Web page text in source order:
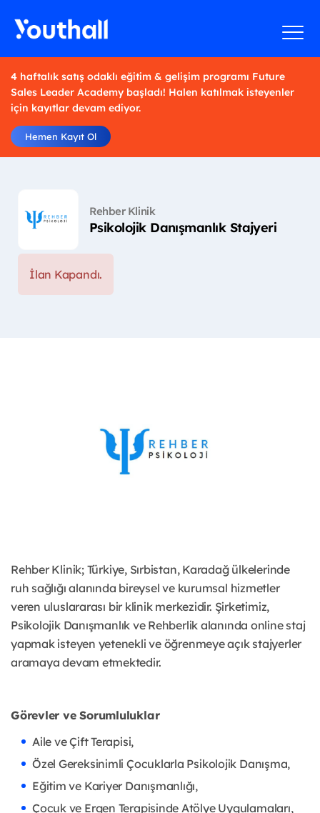
4 haftalık satış odaklı eğitim & gelişim programı Future
Sales Leader Academy başladı! Halen katılmak isteyenler
için kayıtlar devam ediyor.
Hemen Kayıt Ol
Rehber Klinik
Psikolojik Danışmanlık Stajyeri
İlan Kapandı.
Rehber Klinik; Türkiye, Sırbistan, Karadağ ülkelerinde
ruh sağlığı alanında bireysel ve kurumsal hizmetler
veren uluslararası bir klinik merkezidir. Şirketimiz,
Psikolojik Danışmanlık ve Rehberlik alanında online staj
yapmak isteyen yetenekli ve öğrenmeye açık stajyerler
aramaya devam etmektedir.
Görevler ve Sorumluluklar
Aile ve Çift Terapisi,
Özel Gereksinimli Çocuklarla Psikolojik Danışma,
Eğitim ve Kariyer Danışmanlığı,
Çocuk ve Ergen Terapisinde Atölye Uygulamaları,